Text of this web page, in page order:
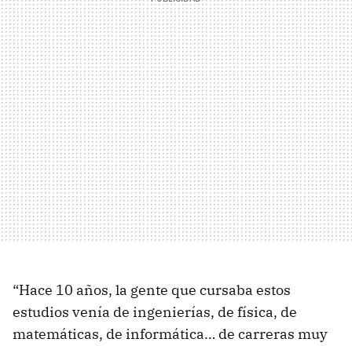
“Hace 10 años, la gente que cursaba estos
estudios venía de ingenierías, de física, de
matemáticas, de informática… de carreras muy